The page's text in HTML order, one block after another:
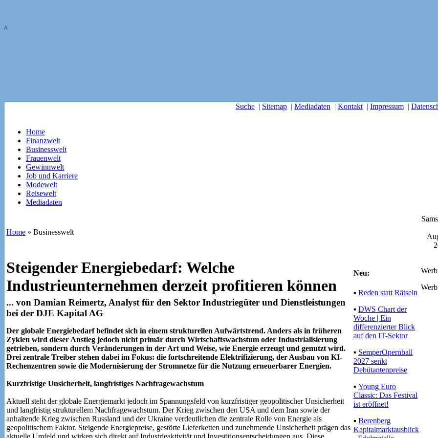
^
Suche | Sitemap | Mediadaten | Kontakt | Impressum |
Home
Finanzwelt
Businesswelt
Frauenwelt
Gewinnwelt
Job und Karriere
Modewelt
Reisewelt
Mediadaten
Home » Businesswelt
Steigender Energiebedarf: Welche
Industrieunternehmen derzeit profitieren können
... von Damian Reimertz, Analyst für den Sektor Industriegüter und Dienstleistungen
bei der DJE Kapital AG
Der globale Energiebedarf befindet sich in einem strukturellen Aufwärtstrend. Anders als in früheren
Zyklen wird dieser Anstieg jedoch nicht primär durch Wirtschaftswachstum oder Industrialisierung
getrieben, sondern durch Veränderungen in der Art und Weise, wie Energie erzeugt und genutzt wird.
Drei zentrale Treiber stehen dabei im Fokus: die fortschreitende Elek­trifizierung, der Ausbau von KI-
Rechenzentren sowie die Modernisierung der Stromnetze für die Nutzung erneuerbarer Energien.
Kurzfristige Unsicherheit, langfristiges Nachfragewachstum
Aktuell steht der globale Energiemarkt jedoch im Span­nungsfeld von kurzfristiger geopolitischer Unsicherheit
und langfristig strukturellem Nachfragewachstum. Der Krieg zwischen den USA und dem Iran sowie der
anhaltende Krieg zwischen Russland und der Ukraine verdeutlichen die zentrale Rolle von Energie als
geopolitischem Faktor. Steigende Energiepreise, gestörte Lieferketten und zunehmende Unsicherheit prägen das
aktuelle Umfeld und wirken sich direkt auf Industrieaktivität und Investitionsentscheidungen aus. Diese
Neu:
▪ Reden statt Rätseln
▪ DWS Chart der
Woche | Ein
differenzierter Blick
auf den IT-Sektor
▪ SemperOpernball
2027 senkt
Debütantenpreise
▪ Young Euro
Classic: Das Festival
ist eröffnet!
▪ Berenberg
Kapitalmarktausblick